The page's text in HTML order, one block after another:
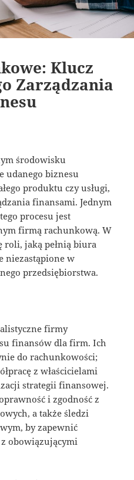
Klucz
Zarządzania
środowisku
udanego biznesu
produktu czy usługi,
finansami. Jednym
procesu jest
firmą rachunkową. W
roli, jaką pełnią biura
niezastąpione w
przedsiębiorstwa.
firmy
finansów dla firm. Ich
do rachunkowości;
z właścicielami
strategii finansowej.
i zgodność z
a także śledzi
by zapewnić
obowiązującymi